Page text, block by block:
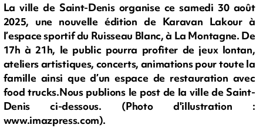
La ville de Saint-Denis organise ce samedi 30 août
2025, une nouvelle édition de Karavan Lakour à
l’espace sportif du Ruisseau Blanc, à La Montagne. De
17h à 21h, le public pourra profiter de jeux lontan,
ateliers artistiques, concerts, animations pour toute la
famille ainsi que d’un espace de restauration avec
food trucks.Nous publions le post de la ville de Saint-
Denis ci-dessous. (Photo d'illustration :
www.imazpress.com).